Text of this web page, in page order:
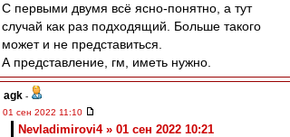
С первыми двумя всё ясно-понятно, а тут
случай как раз подходящий. Больше такого
может и не представиться.
А представление, гм, иметь нужно.
agk -
01 сен 2022 11:10
Nevladimirovi4 » 01 сен 2022 10:21